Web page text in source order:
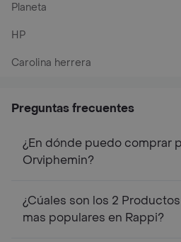
Planeta
HP
Carolina herrera
Preguntas frecuentes
¿En dónde puedo comprar
Orviphemin?
¿Cúales son los 2
mas populares en Rappi?